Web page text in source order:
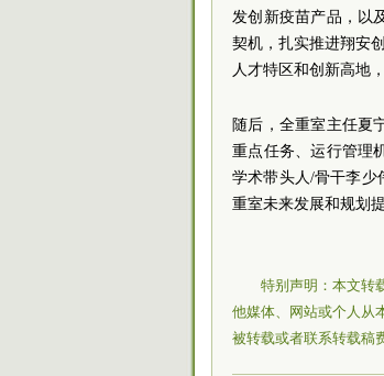
发创新疫苗产品，以
契机，扎实推进翔安
人才特区和创新高地
随后，全重室主任夏
重点任务、运行管理
学术带头人/骨干李少
重室未来发展和规划
特别声明：本文转
他媒体、网站或个人从
被转载或者联系转载稿